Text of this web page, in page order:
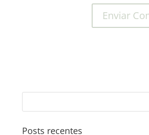
Posts recentes